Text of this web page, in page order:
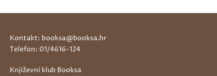
Kontakt: booksa@booksa.hr
Telefon: 01/4616-124
Književni klub Booksa